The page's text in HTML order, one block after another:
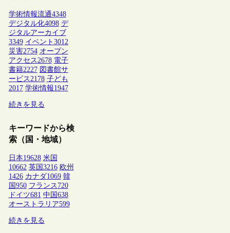
学術情報流通4348
デジタル化4098 デ
ジタルアーカイブ
3349 イベント 3012
災害2754 オープン
アクセス2678 電子
書籍2227 図書館サ
ービス2178 子ども
2017 学術情報1947
続きを見る
キーワードから検
索（国・地域）
日本19628 米国
10662 英国 3216 欧州
1426 カナダ1069 韓
国 950 フランス 720
ドイツ681 中国 638
オーストラリア599
続きを見る